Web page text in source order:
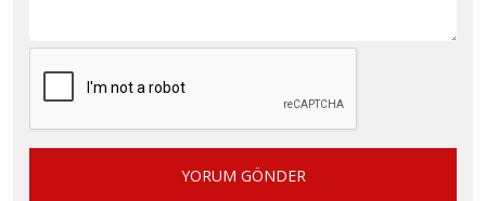
YORUM GÖNDER